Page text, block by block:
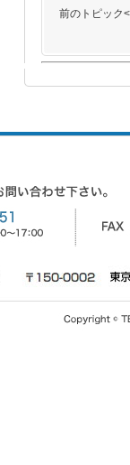
前のトピック